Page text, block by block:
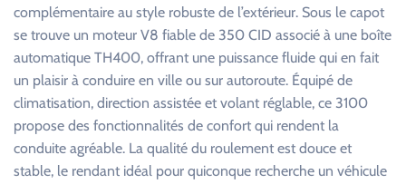
complémentaire au style robuste de l’extérieur. Sous le capot
se trouve un moteur V8 fiable de 350 CID associé à une boîte
automatique TH400, offrant une puissance fluide qui en fait
un plaisir à conduire en ville ou sur autoroute. Équipé de
climatisation, direction assistée et volant réglable, ce 3100
propose des fonctionnalités de confort qui rendent la
conduite agréable. La qualité du roulement est douce et
stable, le rendant idéal pour quiconque recherche un véhicule